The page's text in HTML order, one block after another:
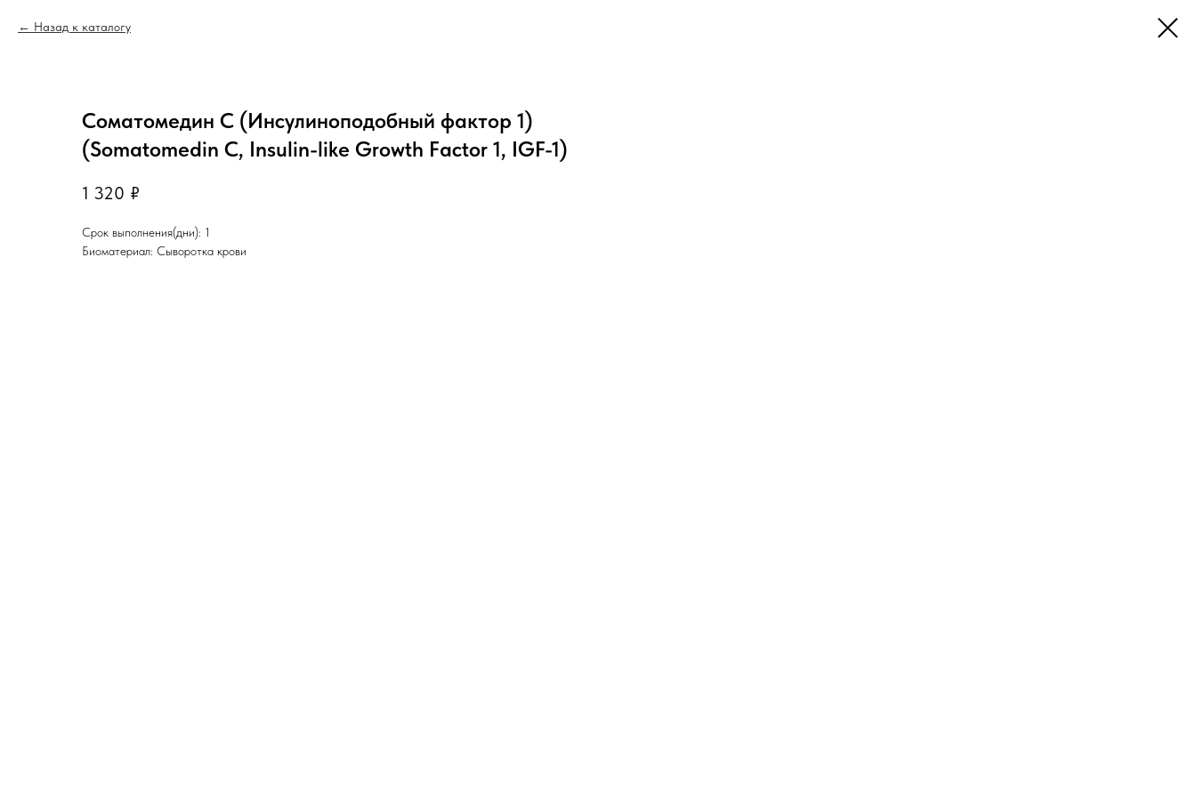
Назад к каталогу
Соматомедин С (Инсулиноподобный фактор 1)
(Somatomedin C, Insulin-like Growth Factor 1, IGF-1)
1 320 ₽
Срок выполнения(дни): 1
Биоматериал: Сыворотка крови